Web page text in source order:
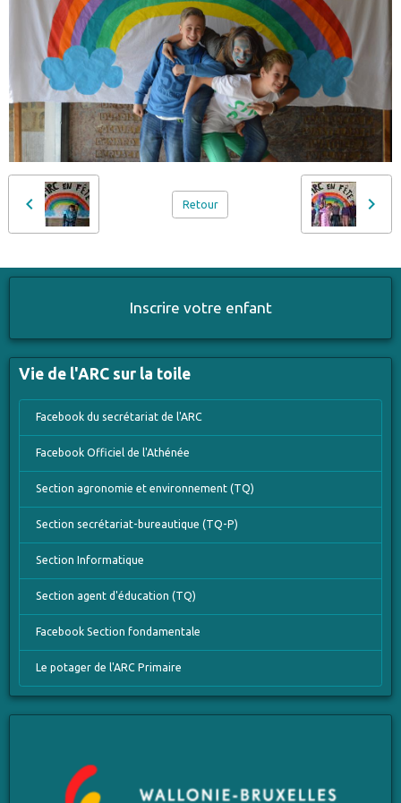
Retour
Inscrire votre enfant
Vie de l'ARC sur la toile
Facebook du secrétariat de l'ARC
Facebook Officiel de l'Athénée
Section agronomie et environnement (TQ)
Section secrétariat-bureautique (TQ-P)
Section Informatique
Section agent d'éducation (TQ)
Facebook Section fondamentale
Le potager de l'ARC Primaire